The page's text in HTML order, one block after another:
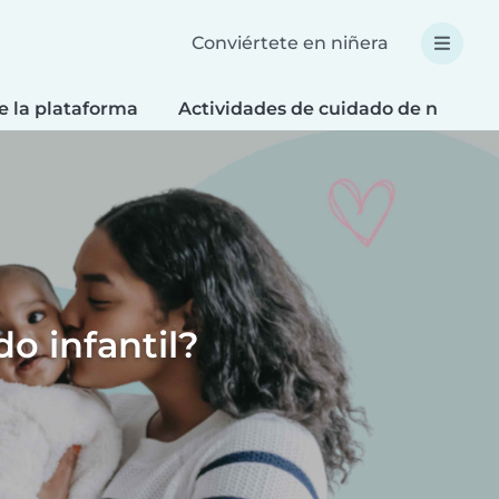
Conviértete en niñera
la plataforma Actividades de cuidado de niños
infantil?